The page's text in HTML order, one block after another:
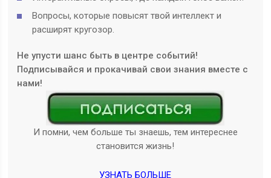
Вопросы, которые повысят твой интеллект и
расширят кругозор.
Не упусти шанс быть в центре событий!
Подписывайся и прокачивай свои знания вместе с
нами!
И помни, чем больше ты знаешь, тем интереснее
становится жизнь!
УЗНАТЬ БОЛЬШЕ